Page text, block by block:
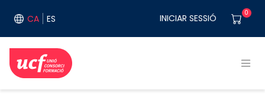
CA ES User
INICIAR SESSIÓ 0